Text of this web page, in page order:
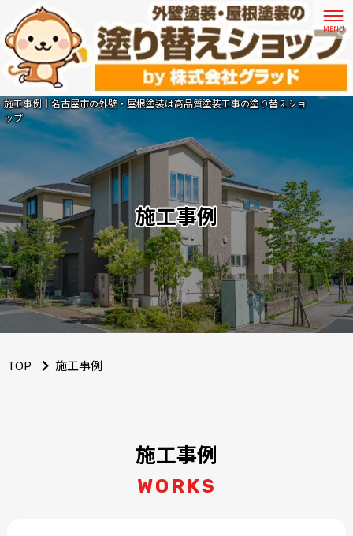
施工事例｜名古屋市の外壁・屋根塗装は高品質塗装工事の塗り替えショ
ップ
施工事例
TOP 施工事例
施工事例
WORKS